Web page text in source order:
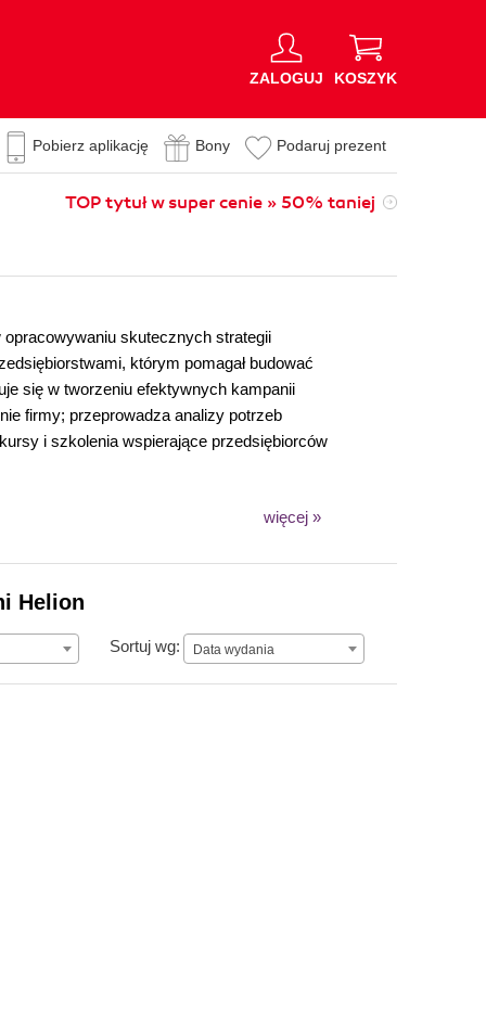
ZALOGUJ KOSZYK
Pobierz aplikację Bony Podaruj prezent
TOP tytuł w super cenie » 50% taniej
skutecznych strategii
którym pomagał budować
się w tworzeniu efektywnych kampanii
firmy; przeprowadza analizy potrzeb
i szkolenia wspierające przedsiębiorców
więcej »
Helion
Sortuj wg: Data wydania
Data wydania